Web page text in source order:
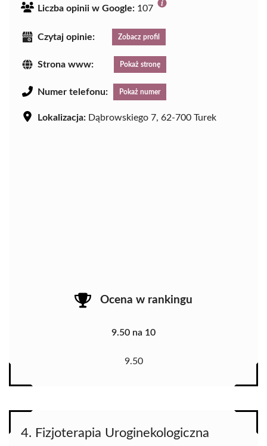
Liczba opinii w Google: 107
Czytaj opinie: Zobacz profil
Strona www: Pokaż stronę
Numer telefonu: Pokaż numer
Lokalizacja: Dąbrowskiego 7, 62-700 Turek
Ocena w rankingu
9.50 na 10
9.50
4. Fizjoterapia Uroginekologiczna